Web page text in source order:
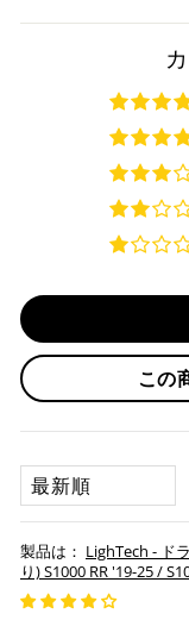
上記クレジッ
分割払い、リ
際は、『クレ
ご選択くださ
対応支払回数
・分割払い
※ 分割払い、
場合のみご利
※ American
す。
※ Diners Club
ボ払いのみご
※ 手数料、利
ので、事前に
商品発送までの日
ご希望商品の在庫
選択後に表示され
国内在庫ありの場合
・平日16時までの
・前払い決済（銀
入金確認が完了い
・お取り寄せ商品
取り寄せ商品が揃
お取り寄せの場合
・商品ページの納
早まる場合もござ
・運送状況や繁忙
この
LighTech - ド
り) S1000 RR '19-25 /